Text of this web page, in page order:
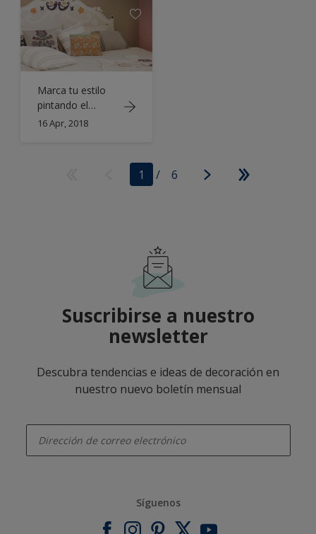
Marca tu estilo
pintando el
cabecero de la
16 Apr, 2018
1 / 6
Suscribirse a nuestro
newsletter
Descubra tendencias e ideas de decoración en
nuestro nuevo boletín mensual
Síguenos